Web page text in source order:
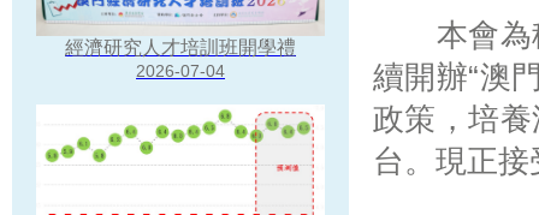
經濟研究人才培訓班開學禮
2026-07-04
本會為積
續開辦“澳
政策，培
台。現正